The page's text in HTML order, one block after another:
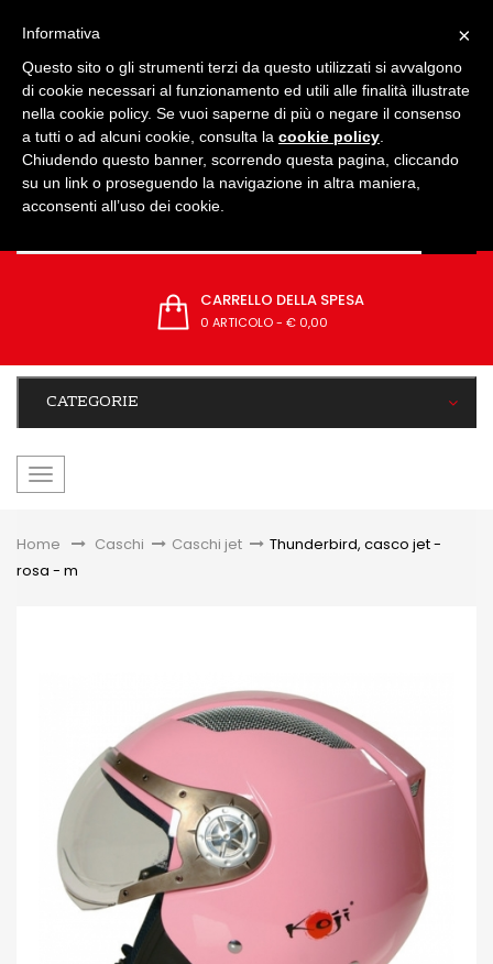
CARRELLO DELLA SPESA
0 ARTICOLO- € 0,00
CATEGORIE
navigazione
Home &gt;Caschi > Caschi jet > Thunderbird, casco jet -
rosa - m
×
Informativa
Questo sito o gli strumenti terzi da questo utilizzati si avvalgono
di cookie necessari al funzionamento ed utili alle finalità illustrate
nella cookie policy. Se vuoi saperne di più o negare il consenso
a tutti o ad alcuni cookie, consulta la cookie policy
Chiudendo questo banner, scorrendo questa pagina, cliccando
su un link o proseguendo la navigazione in altra maniera,
acconsenti all’uso dei cookie.